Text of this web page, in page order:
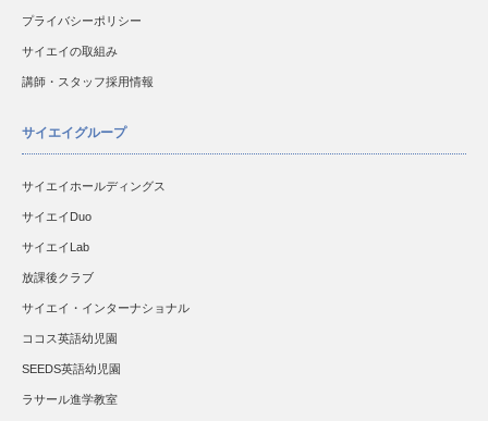
プライバシーポリシー
サイエイの取組み
講師・スタッフ採用情報
サイエイグループ
サイエイホールディングス
サイエイDuo
サイエイLab
放課後クラブ
サイエイ・インターナショナル
ココス英語幼児園
SEEDS英語幼児園
ラサール進学教室